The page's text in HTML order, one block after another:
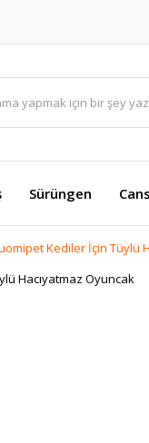
Sürüngen
Kediler İçin Tüylü